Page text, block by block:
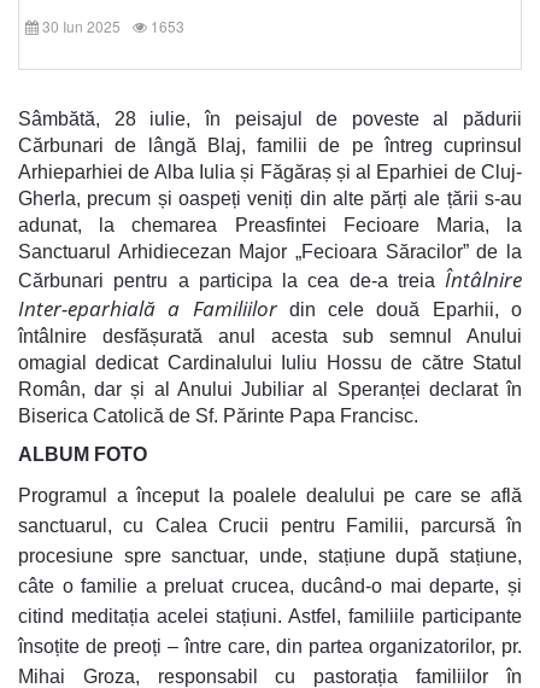
30 Iun 2025 1653
Sâmbătă, 28 iulie, în peisajul de poveste al pădurii
Cărbunari de lângă Blaj, familii de pe întreg cuprinsul
Arhieparhiei de Alba Iulia și Făgăraș și al Eparhiei de Cluj-
Gherla, precum și oaspeți veniți din alte părți ale țării s-au
adunat, la chemarea Preasfintei Fecioare Maria, la
Sanctuarul Arhidiecezan Major „Fecioara Săracilor” de la
Cărbunari pentru a participa la cea de-a treia Întâlnire
Inter-eparhială a Familiilordin cele două Eparhii, o
întâlnire desfășurată anul acesta sub semnul Anului
omagial dedicat Cardinalului Iuliu Hossu de către Statul
Român, dar și al Anului Jubiliar al Speranței declarat în
Biserica Catolică de Sf. Părinte Papa Francisc.
ALBUM FOTO
Programul a început la poalele dealului pe care se află
sanctuarul, cu Calea Crucii pentru Familii, parcursă în
procesiune spre sanctuar, unde, stațiune după stațiune,
câte o familie a preluat crucea, ducând-o mai departe, și
citind meditația acelei stațiuni. Astfel, familiile participante
însoțite de preoți – între care, din partea organizatorilor, pr.
Mihai Groza, responsabil cu pastorația familiilor în